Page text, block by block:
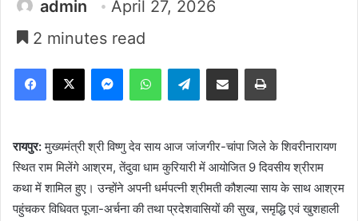
admin
April 27, 2026
2 minutes read
Facebook
X MessengerWhatsAppTelegramShare via Email Print
रायपुर:मुख्यमंत्री श्री विष्णु देव साय आज जांजगीर-चांपा जिले के शिवरीनारायण
स्थित राम मिलेंगे आश्रम, तेंदुवा धाम कुरियारी में आयोजित 9 दिवसीय श्रीराम
कथा में शामिल हुए। उन्होंने अपनी धर्मपत्नी श्रीमती कौशल्या साय के साथ आश्रम
पहुंचकर विधिवत पूजा-अर्चना की तथा प्रदेशवासियों की सुख, समृद्धि एवं खुशहाली